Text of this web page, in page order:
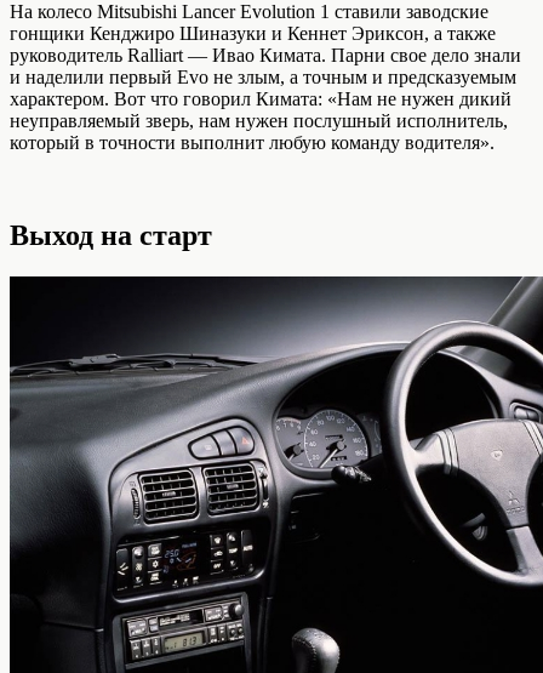
На колесо Mitsubishi Lancer Evolution 1 ставили заводские
гонщики Кенджиро Шиназуки и Кеннет Эриксон, а также
руководитель Ralliart — Ивао Кимата. Парни свое дело знали
и наделили первый Evo не злым, а точным и предсказуемым
характером. Вот что говорил Кимата: «Нам не нужен дикий
неуправляемый зверь, нам нужен послушный исполнитель,
который в точности выполнит любую команду водителя».
Выход на старт